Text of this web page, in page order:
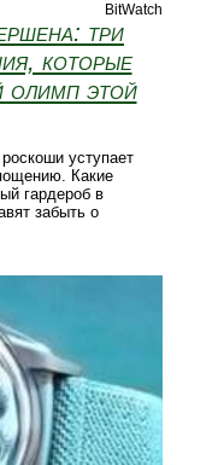
BitWatch
три
которые
олимп этой
уступает
Какие
гардероб в
забыть о